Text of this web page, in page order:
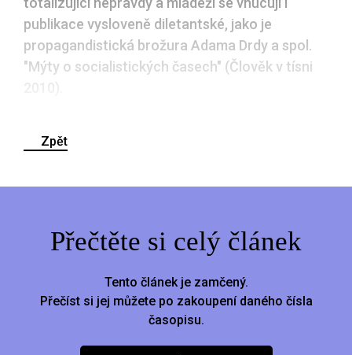
publikace vysloveně diletantské, jako je
propagandistická brožura Adama Drdy a spol.
"Mýty o socialistických časech" (Člověk v tísni
Zpět
Přečtěte si celý článek
Tento článek je zamčený.
Přečíst si jej můžete po zakoupení daného čísla
časopisu.